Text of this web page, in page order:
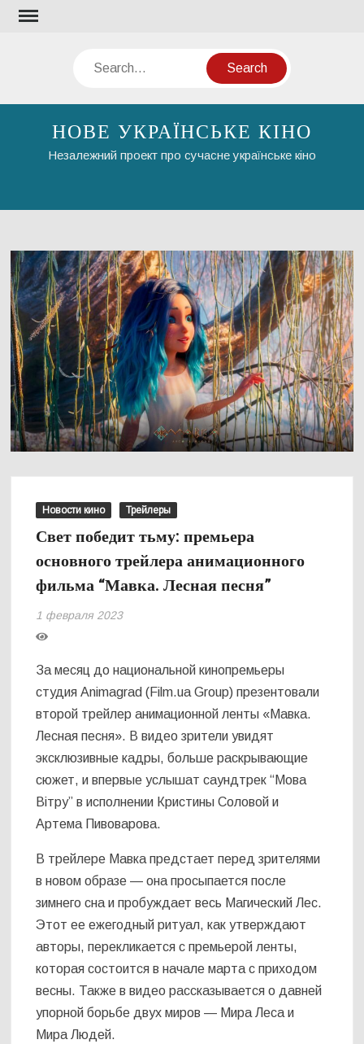
Skip
Search
НОВЕ УКРАЇНСЬКЕ КІНО
Незалежний проект про сучасне українське кіно
Новости кино Трейлеры
Свет победит тьму: премьера
основного трейлера анимационного
фильма “Мавка. Лесная песня”
1 февраля 2023
За месяц до национальной кинопремьеры
студия Animagrad (Film.ua Group) презентовали
второй трейлер анимационной ленты «Мавка.
Лесная песня». В видео зрители увидят
эксклюзивные кадры, больше раскрывающие
сюжет, и впервые услышат саундтрек “Мова
Вітру” в исполнении Кристины Соловой и
Артема Пивоварова.
В трейлере Мавка предстает перед зрителями
в новом образе — она просыпается после
зимнего сна и пробуждает весь Магический Лес.
Этот ее ежегодный ритуал, как утверждают
авторы, перекликается с премьерой ленты,
которая состоится в начале марта с приходом
весны. Также в видео рассказывается о давней
упорной борьбе двух миров — Мира Леса и
Мира Людей.